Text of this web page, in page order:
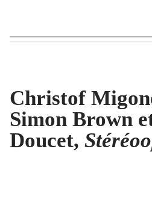
Christof
Simon Brown
Doucet,